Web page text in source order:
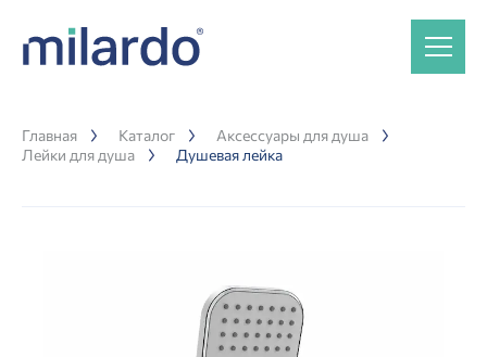
Главная Каталог
Аксессуары для душа
Лейки для душа
Душевая лейка